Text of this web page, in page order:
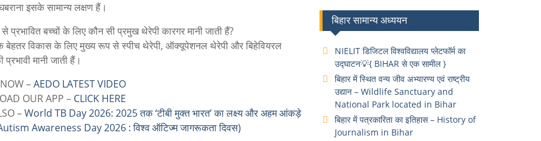
इसके सामान्य लक्षण हैं।
प्रभावित बच्चों के लिए कौन सी प्रमुख थेरेपी कारगर मानी जाती हैं?
बेहतर विकास के लिए मुख्य रूप से स्पीच थेरेपी, ऑक्यूपेशनल थेरेपी और बिहेवियरल
प्रभावी मानी जाती हैं।
–AEDO LATEST VIDEO
OUR APP – CLICK HERE
–World TB Day 2026: 2025 तक ‘टीबी मुक्त भारत’ का लक्ष्य और अहम आंकड़े
Awareness Day 2026 : विश्व ऑटिज्म जागरूकता दिवस)
बिहार सामान्य अध्ययन
NIELIT डिजिटल विश्वविद्यालय प्लेटफॉर्म का
उद्घाटन💡{ BIHAR से एक सामील }
बिहार में स्थित वन्य जीव अभ्यारण्य एवं राष्ट्रीय
उद्यान – Wildlife Sanctuary and
National Park located in Bihar
बिहार में पत्रकारिता का इतिहास – History of
Journalism in Bihar